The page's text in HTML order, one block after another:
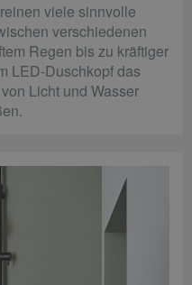
viele sinnvolle
verschiedenen
Regen bis zu kräftiger
LED-Duschkopf das
Licht und Wasser